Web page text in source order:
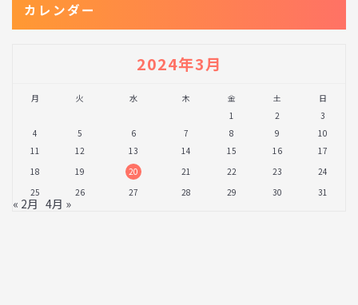
カレンダー
2024年3月
月 火 水 木 金 土
日
1
2
3
4
5 6 7 8 9
10
11
12 13 14 15 16
17
18
19 20 21 22 23
24
25
26 27 28 29 30 31
« 2月 4月 »